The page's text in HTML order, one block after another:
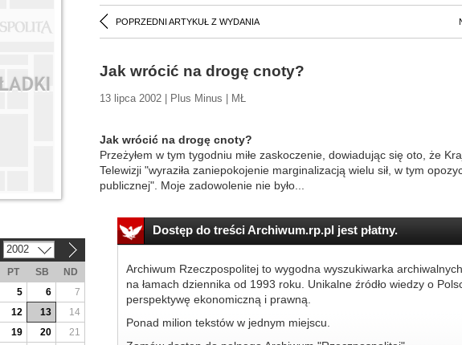
POPRZEDNI ARTYKUŁ Z WYDANIA
Jak wrócić na drogę cnoty?
13 lipca 2002 | Plus Minus | MŁ
Jak wrócić na drogę cnoty?
Przeżyłem w tym tygodniu miłe zaskoczenie, dowiadując się oto, że
Telewizji "wyraziła zaniepokojenie marginalizacją wielu sił, w tym
publicznej". Moje zadowolenie nie było...
Dostęp do treści Archiwum.rp.pl jest płatny.
Archiwum Rzeczpospolitej to wygodna wyszukiwarka
na łamach dziennika od 1993 roku. Unikalne źródło wiedzy o
perspektywę ekonomiczną i prawną.
Ponad milion tekstów w jednym miejscu.
2002
PT SB
ND
5 6
7
12 13
14
19 20
21